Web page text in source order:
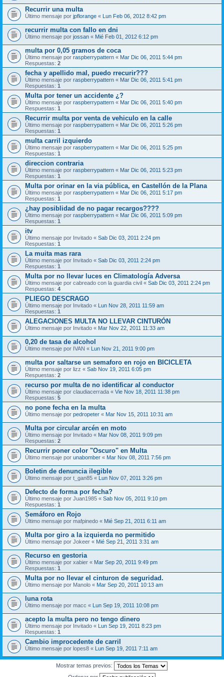
Recurrir una multa
Último mensaje por jpflorange « Lun Feb 06, 2012 8:42 pm
recurrir multa con fallo en dni
Último mensaje por jossan « Mié Feb 01, 2012 6:12 pm
multa por 0,05 gramos de coca
Último mensaje por raspberrypattern « Mar Dic 06, 2011 5:44 pm
Respuestas: 2
fecha y apellido mal, puedo rrecurir???
Último mensaje por raspberrypattern « Mar Dic 06, 2011 5:41 pm
Respuestas: 1
Multa por tener un accidente ¿?
Último mensaje por raspberrypattern « Mar Dic 06, 2011 5:40 pm
Respuestas: 1
Recurrir multa por venta de vehiculo en la calle
Último mensaje por raspberrypattern « Mar Dic 06, 2011 5:26 pm
Respuestas: 1
multa carril izquierdo
Último mensaje por raspberrypattern « Mar Dic 06, 2011 5:25 pm
Respuestas: 1
direccion contraria
Último mensaje por raspberrypattern « Mar Dic 06, 2011 5:23 pm
Respuestas: 1
Multa por orinar en la via pública, en Castellón de la Plana
Último mensaje por raspberrypattern « Mar Dic 06, 2011 5:17 pm
Respuestas: 1
¿hay posiblidad de no pagar recargos????
Último mensaje por raspberrypattern « Mar Dic 06, 2011 5:09 pm
Respuestas: 1
itv
Último mensaje por Invitado « Sab Dic 03, 2011 2:24 pm
Respuestas: 1
La muita mas rara
Último mensaje por Invitado « Sab Dic 03, 2011 2:24 pm
Respuestas: 1
Multa por no llevar luces en Climatología Adversa
Último mensaje por cabreado con la guardia civil « Sab Dic 03, 2011 2:24 pm
Respuestas: 4
PLIEGO DESCRAGO
Último mensaje por Invitado « Lun Nov 28, 2011 11:59 am
Respuestas: 1
ALEGACIONES MULTA NO LLEVAR CINTURÓN
Último mensaje por Invitado « Mar Nov 22, 2011 11:33 am
0,20 de tasa de alcohol
Último mensaje por IVAN « Lun Nov 21, 2011 9:00 pm
multa por saltarse un semaforo en rojo en BICICLETA
Último mensaje por lizz « Sab Nov 19, 2011 6:05 pm
Respuestas: 2
recurso por multa de no identificar al conductor
Último mensaje por claudiacerrada « Vie Nov 18, 2011 11:38 pm
Respuestas: 5
no pone fecha en la multa
Último mensaje por pedropeter « Mar Nov 15, 2011 10:31 am
Multa por circular arcén en moto
Último mensaje por Invitado « Mar Nov 08, 2011 9:09 pm
Respuestas: 2
Recurrir poner color "Oscuro" en Multa
Último mensaje por unabomber « Mar Nov 08, 2011 7:56 pm
Boletin de denuncia ilegible
Último mensaje por t_gan85 « Lun Nov 07, 2011 3:26 pm
Defecto de forma por fecha?
Último mensaje por Juan1985 « Sab Nov 05, 2011 9:10 pm
Respuestas: 1
Semáforo en Rojo
Último mensaje por mafpinedo « Mié Sep 21, 2011 6:11 am
Multa por giro a la izquierda no permitido
Último mensaje por Jokeer « Mié Sep 21, 2011 3:31 am
Recurso en gestoria
Último mensaje por xabier « Mar Sep 20, 2011 9:49 pm
Respuestas: 1
Multa por no llevar el cinturon de seguridad.
Último mensaje por Manolo « Mar Sep 20, 2011 10:13 am
luna rota
Último mensaje por macc « Lun Sep 19, 2011 10:08 pm
acepto la multa pero no tengo dinero
Último mensaje por Invitado « Lun Sep 19, 2011 8:23 pm
Respuestas: 1
Cambio improcedente de carril
Último mensaje por lopes8 « Lun Sep 19, 2011 7:11 am
Mostrar temas previos: